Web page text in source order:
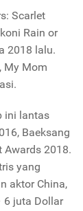
Scarlet
Rain or
2018 lalu.
My Mom
ini lantas
Baeksang
Awards 2018.
yang
aktor China,
6 juta Dollar